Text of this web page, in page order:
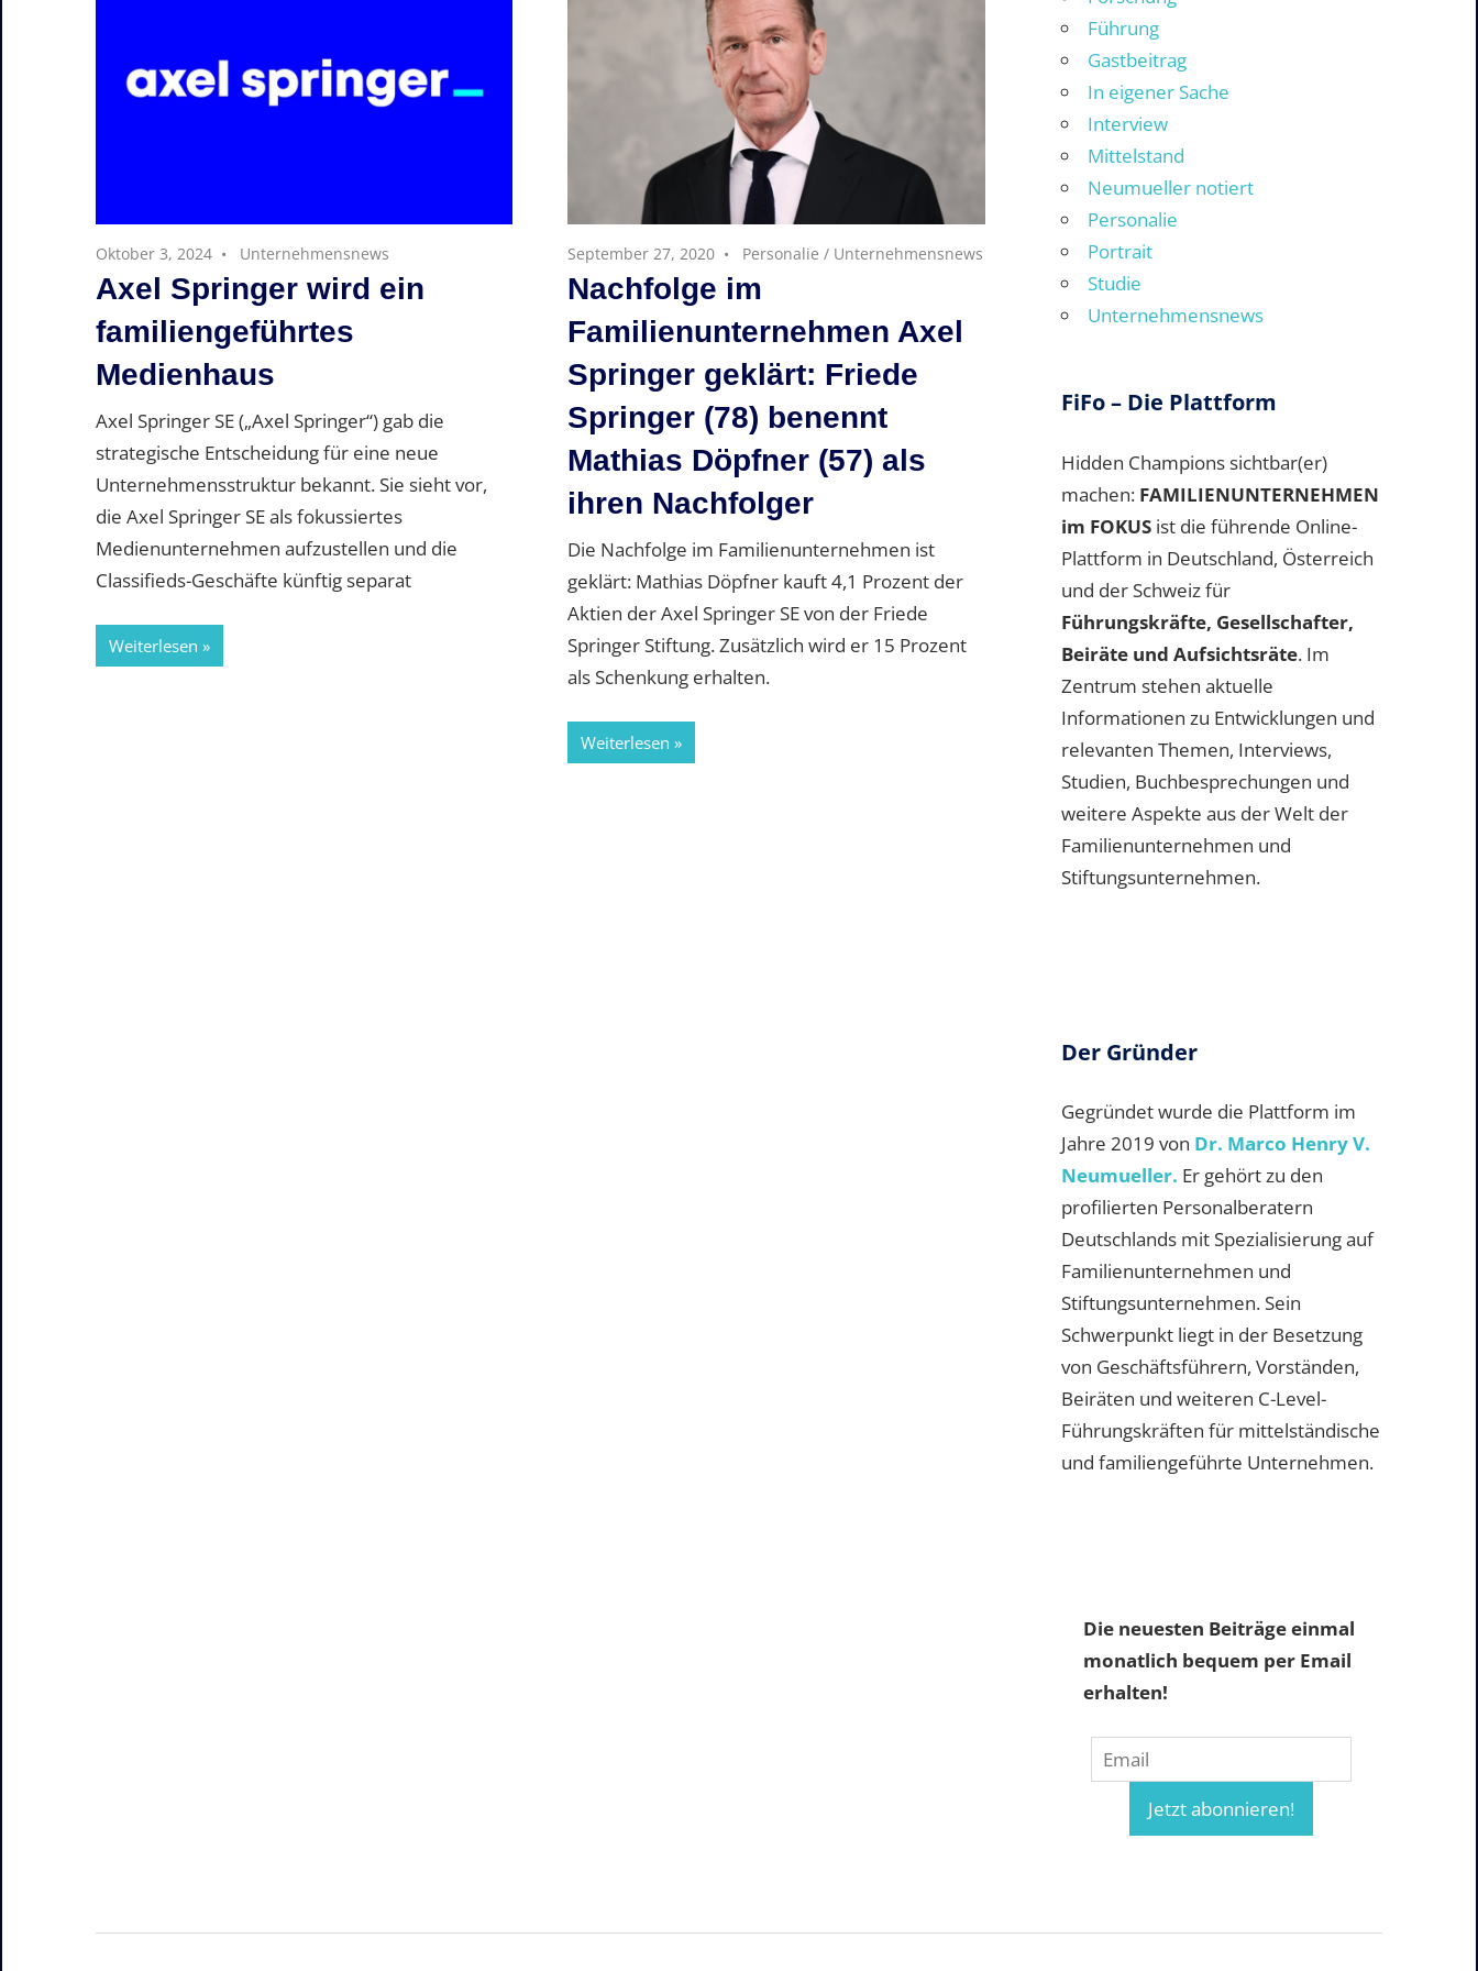
Oktober 3, 2024 Unternehmensnews
Axel Springer wird ein
familiengeführtes
Medienhaus
Axel Springer SE („Axel Springer“) gab die
strategische Entscheidung für eine neue
Unternehmensstruktur bekannt. Sie sieht vor,
die Axel Springer SE als fokussiertes
Medienunternehmen aufzustellen und die
Classifieds-Geschäfte künftig separat
Weiterlesen
September 27, 2020 Personalie / Unternehmensnews
Nachfolge im
Familienunternehmen Axel
Springer geklärt: Friede
Springer (78) benennt
Mathias Döpfner (57) als
ihren Nachfolger
Die Nachfolge im Familienunternehmen ist
geklärt: Mathias Döpfner kauft 4,1 Prozent der
Aktien der Axel Springer SE von der Friede
Springer Stiftung. Zusätzlich wird er 15 Prozent
als Schenkung erhalten.
Weiterlesen
Führung
Gastbeitrag
In eigener Sache
Interview
Mittelstand
Neumueller notiert
Personalie
Portrait
Studie
Unternehmensnews
FiFo – Die Plattform
Hidden Champions sichtbar(er)
machen: FAMILIENUNTERNEHMEN
im FOKUS ist die führende Online-
Plattform in Deutschland, Österreich
und der Schweiz für
Führungskräfte, Gesellschafter,
Beiräte und Aufsichtsräte. Im
Zentrum stehen aktuelle
Informationen zu Entwicklungen und
relevanten Themen, Interviews,
Studien, Buchbesprechungen und
weitere Aspekte aus der Welt der
Familienunternehmen und
Stiftungsunternehmen.
Der Gründer
Gegründet wurde die Plattform im
Jahre 2019 von Dr. Marco Henry V.
Neumueller. Er gehört zu den
profilierten Personalberatern
Deutschlands mit Spezialisierung auf
Familienunternehmen und
Stiftungsunternehmen. Sein
Schwerpunkt liegt in der Besetzung
von Geschäftsführern, Vorständen,
Beiräten und weiteren C-Level-
Führungskräften für mittelständische
und familiengeführte Unternehmen.
Die neuesten Beiträge einmal
monatlich bequem per Email
erhalten!